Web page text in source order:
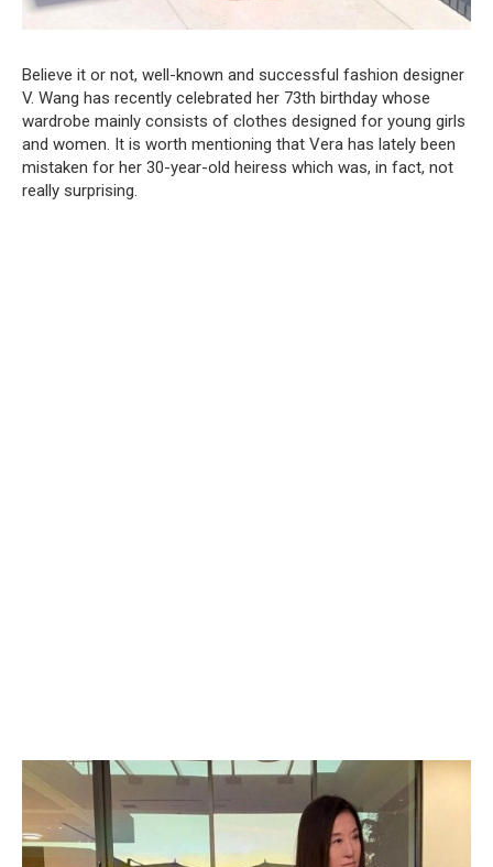
Believe it or not, well-known and successful fashion designer
V. Wang has recently celebrated her 73th birthday whose
wardrobe mainly consists of clothes designed for young girls
and women. It is worth mentioning that Vera has lately been
mistaken for her 30-year-old heiress which was, in fact, not
really surprising.